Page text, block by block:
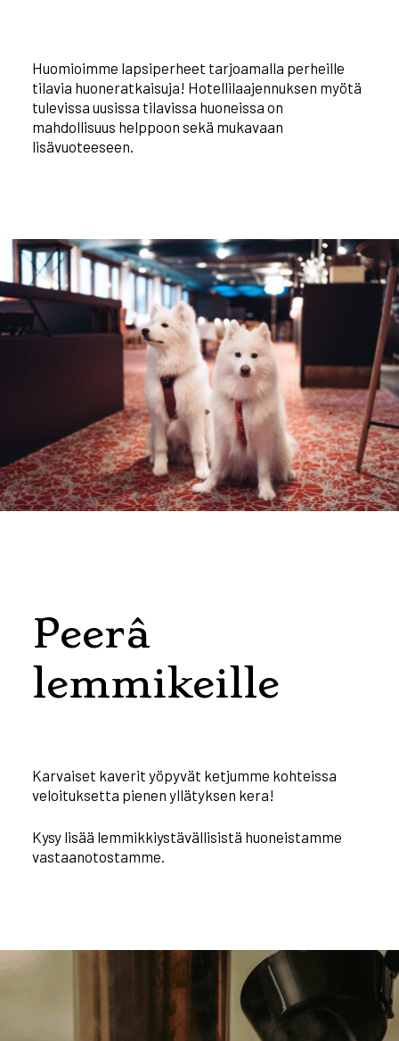
Huomioimme lapsiperheet tarjoamalla perheille
tilavia huoneratkaisuja! Hotellilaajennuksen myötä
tulevissa uusissa tilavissa huoneissa on
mahdollisuus helppoon sekä mukavaan
lisävuoteeseen.
Peerâ
lemmikeille
Karvaiset kaverit yöpyvät ketjumme kohteissa
veloituksetta pienen yllätyksen kera!
Kysy lisää lemmikkiystävällisistä huoneistamme
vastaanotostamme.